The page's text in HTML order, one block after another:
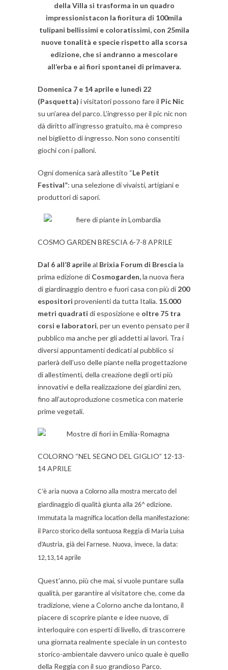
della Villa si trasforma in un quadro
impressionistacon la fioritura di 100mila
tulipani bellissimi e coloratissimi, con 25mila
nuove tonalità e specie rispetto alla scorsa
edizione, che si andranno a mescolare
all’erba e ai fiori spontanei di primavera.
Domenica 7 e 14 aprile e lunedì 22
(Pasquetta) i visitatori possono fare il Pic Nic
su un’area del parco. L’ingresso per il pic nic non
dà diritto all’ingresso gratuito, ma è compreso
nel biglietto di ingresso. Non sono consentiti
giochi con i palloni.
Ogni domenica sarà allestito “Le Petit
Festival”: una selezione di vivaisti, artigiani e
produttori di sapori.
COSMO GARDEN BRESCIA 6-7-8 APRILE
Dal 6 all’8 aprileal Brixia Forum di Brescia la
prima edizione di Cosmogarden,la nuova fiera
di giardinaggio dentro e fuori casa con più di 200
espositori provenienti da tutta Italia. 15.000
metri quadrati di esposizione e oltre 75 tra
corsi e laboratori, per un evento pensato per il
pubblico ma anche per gli addetti ai lavori. Tra i
diversi appuntamenti dedicati al pubblico si
parlerà dell’uso delle piante nella progettazione
di allestimenti, della creazione degli orti più
innovativi e della realizzazione dei giardini zen,
fino all’autoproduzione cosmetica con materie
prime vegetali.
COLORNO “NEL SEGNO DEL GIGLIO” 12-13-
14 APRILE
C’è aria nuova a Colorno alla mostra mercato del
giardinaggio di qualità giunta alla 26^ edizione.
Immutata la magnifica location della manifestazione:
il Parco storico della sontuosa Reggia di Maria Luisa
d’Austria, già dei Farnese. Nuova, invece, la data:
12,13,14 aprile
Quest’anno, più che mai, si vuole puntare sulla
qualità, per garantire al visitatore che, come da
tradizione, viene a Colorno anche da lontano, il
piacere di scoprire piante e idee nuove, di
interloquire con esperti di livello, di trascorrere
una giornata realmente speciale in un contesto
storico-ambientale davvero unico quale è quello
della Reggia con il suo grandioso Parco.